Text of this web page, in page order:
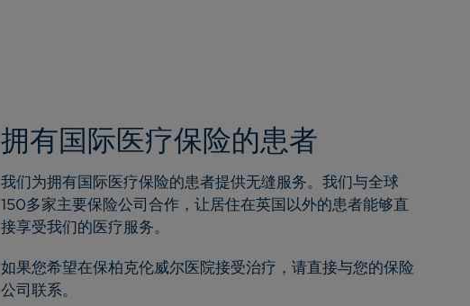
拥有国际医疗保险的患者
我们为拥有国际医疗保险的患者提供无缝服务。我们与全球
150多家主要保险公司合作，让居住在英国以外的患者能够直
接享受我们的医疗服务。
如果您希望在保柏克伦威尔医院接受治疗，请直接与您的保险
公司联系。